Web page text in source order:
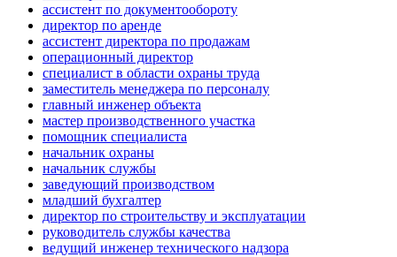
ассистент по документообороту
директор по аренде
ассистент директора по продажам
операционный директор
специалист в области охраны труда
заместитель менеджера по персоналу
главный инженер объекта
мастер производственного участка
помощник специалиста
начальник охраны
начальник службы
заведующий производством
младший бухгалтер
директор по строительству и эксплуатации
руководитель службы качества
ведущий инженер технического надзора